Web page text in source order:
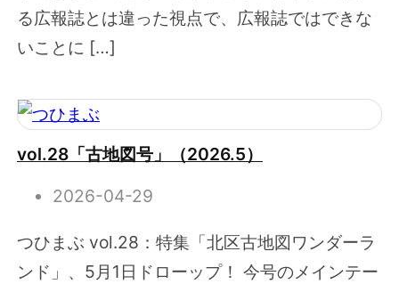
る広報誌とは違った視点で、広報誌ではできな
いことに […]
vol.28「古地図号」（2026.5）
2026-04-29
つひまぶ vol.28：特集「北区古地図ワンダーラ
ンド」、5月1日ドローップ！ 今号のメインテー